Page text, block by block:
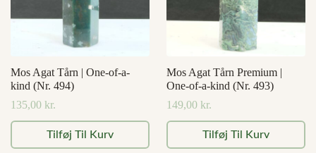
Mos Agat Tårn | One-of-a-
kind (Nr. 494)
135,00 kr.
Tilføj Til Kurv
Mos Agat Tårn Premium |
One-of-a-kind (Nr. 493)
149,00 kr.
Tilføj Til Kurv